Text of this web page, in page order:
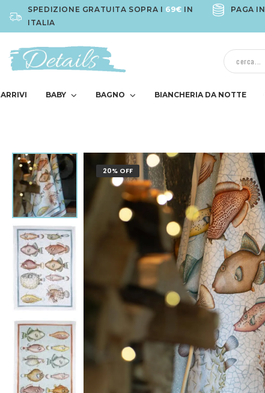
SPEDIZIONE GRATUITA SOPRA I 69€ IN
ITALIA
PAGA IN
BABY BAGNO BIANCHERIA DA NOTTE
20% OFF